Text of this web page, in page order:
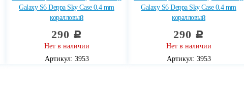
Galaxy S6 Deppa Sky Case 0.4 mm
коралловый
290 c
Нет в наличии
Артикул: 3953
Galaxy S6 Deppa Sky Case 0.4 mm
коралловый
290 c
Нет в наличии
Артикул: 3953